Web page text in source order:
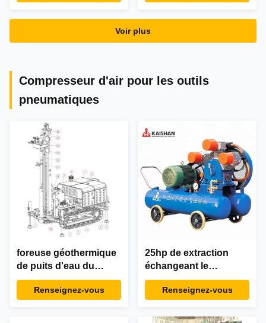
remplissant 50/60hz
Voir plus
Compresseur d'air pour les outils
pneumatiques
foreuse géothermique
de puits d'eau du
forage 180kw
Renseignez-vous
25hp de extraction
échangeant le
compresseur d'air
pour le marteau
Renseignez-vous